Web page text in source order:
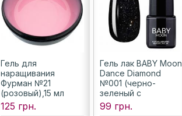
Гель для
наращивания
Фурман №21
(розовый),15 мл
125 грн.
Гель лак BABY Moon
Dance Diamond
№001 (черно-
зеленый с
серебристым
шиммером), 6 мл
99 грн.